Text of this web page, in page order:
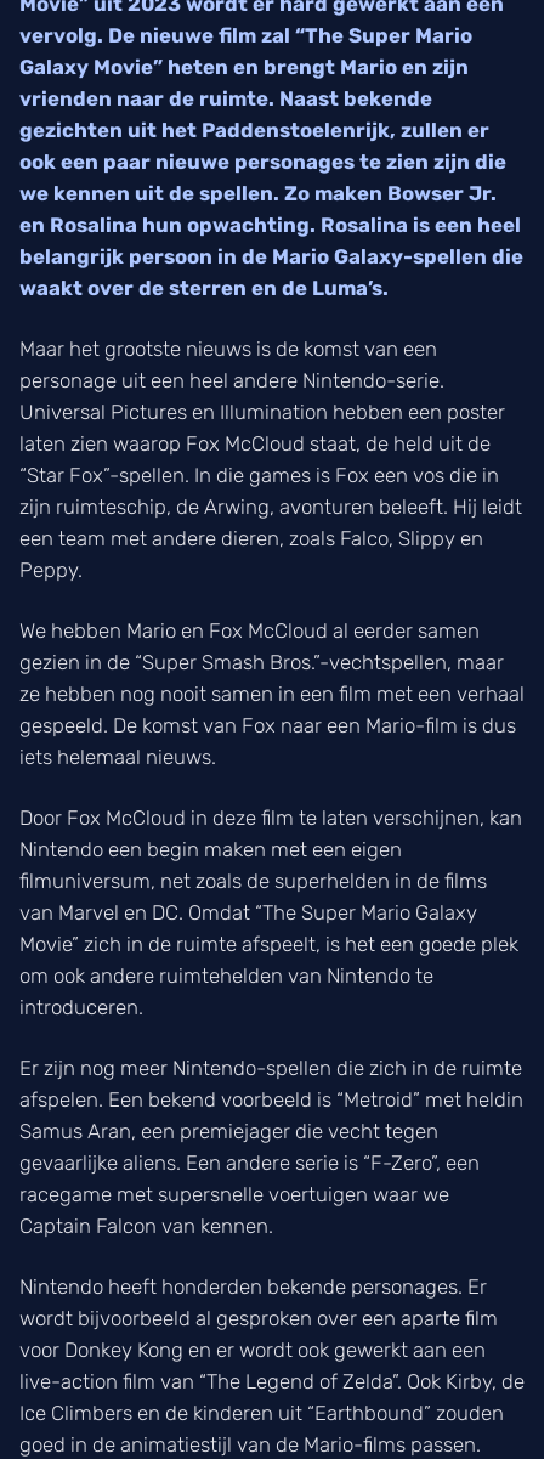
vervolg. De nieuwe film zal “The Super Mario
Galaxy Movie” heten en brengt Mario en zijn
vrienden naar de ruimte. Naast bekende
gezichten uit het Paddenstoelenrijk, zullen er
ook een paar nieuwe personages te zien zijn die
we kennen uit de spellen. Zo maken Bowser Jr.
en Rosalina hun opwachting. Rosalina is een heel
belangrijk persoon in de Mario Galaxy-spellen die
waakt over de sterren en de Luma’s.
Maar het grootste nieuws is de komst van een
personage uit een heel andere Nintendo-serie.
Universal Pictures en Illumination hebben een poster
laten zien waarop Fox McCloud staat, de held uit de
“Star Fox”-spellen. In die games is Fox een vos die in
zijn ruimteschip, de Arwing, avonturen beleeft. Hij leidt
een team met andere dieren, zoals Falco, Slippy en
Peppy.
We hebben Mario en Fox McCloud al eerder samen
gezien in de “Super Smash Bros.”-vechtspellen, maar
ze hebben nog nooit samen in een film met een verhaal
gespeeld. De komst van Fox naar een Mario-film is dus
iets helemaal nieuws.
Door Fox McCloud in deze film te laten verschijnen, kan
Nintendo een begin maken met een eigen
filmuniversum, net zoals de superhelden in de films
van Marvel en DC. Omdat “The Super Mario Galaxy
Movie” zich in de ruimte afspeelt, is het een goede plek
om ook andere ruimtehelden van Nintendo te
introduceren.
Er zijn nog meer Nintendo-spellen die zich in de ruimte
afspelen. Een bekend voorbeeld is “Metroid” met heldin
Samus Aran, een premiejager die vecht tegen
gevaarlijke aliens. Een andere serie is “F-Zero”, een
racegame met supersnelle voertuigen waar we
Captain Falcon van kennen.
Nintendo heeft honderden bekende personages. Er
wordt bijvoorbeeld al gesproken over een aparte film
voor Donkey Kong en er wordt ook gewerkt aan een
live-action film van “The Legend of Zelda”. Ook Kirby, de
Ice Climbers en de kinderen uit “Earthbound” zouden
goed in de animatiestijl van de Mario-films passen.